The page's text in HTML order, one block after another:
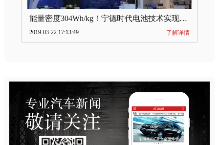
能量密度304Wh/kg！宁德时代电池技术实现突破
2019-03-22 17:13:49 了解详情